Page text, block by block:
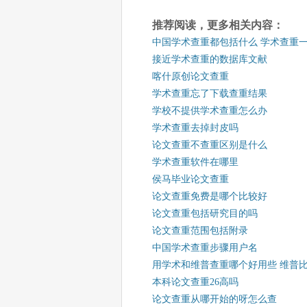
推荐阅读，更多相关内容：
中国学术查重都包括什么 学术查重
接近学术查重的数据库文献
喀什原创论文查重
学术查重忘了下载查重结果
学校不提供学术查重怎么办
学术查重去掉封皮吗
论文查重不查重区别是什么
学术查重软件在哪里
侯马毕业论文查重
论文查重免费是哪个比较好
论文查重包括研究目的吗
论文查重范围包括附录
中国学术查重步骤用户名
用学术和维普查重哪个好用些 维普
本科论文查重26高吗
论文查重从哪开始的呀怎么查